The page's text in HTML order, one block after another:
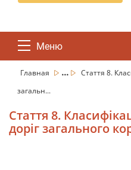
Меню
Главная ...
Стаття 8.
загальн...
Стаття 8.
доріг загального